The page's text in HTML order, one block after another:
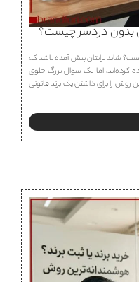
بدون دردسر چیست؟
شاید برایتان پیش آمده باشد که
کرده‌اید، اما یک سوال بزرگ جلوی
را برای داشتن یک برند قانونی